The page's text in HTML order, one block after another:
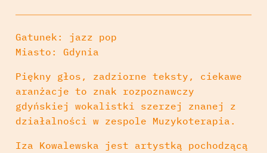
Gatunek: jazz pop
Miasto: Gdynia
Piękny głos, zadziorne teksty, ciekawe
aranżacje to znak rozpoznawczy
gdyńskiej wokalistki szerzej znanej z
działalności w zespole Muzykoterapia.
Iza Kowalewska jest artystką pochodzącą